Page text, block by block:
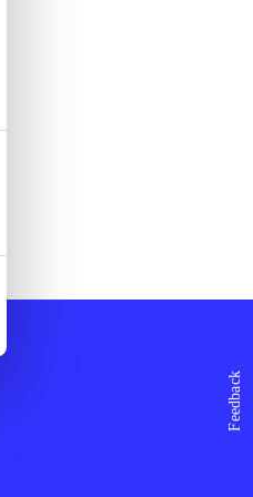
Feedback